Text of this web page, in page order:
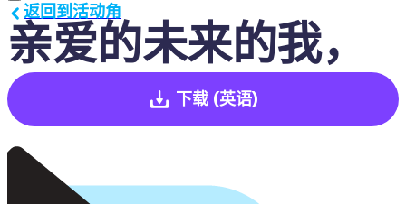
亲爱的未来的我，
返回到活动角
下载 (英语)